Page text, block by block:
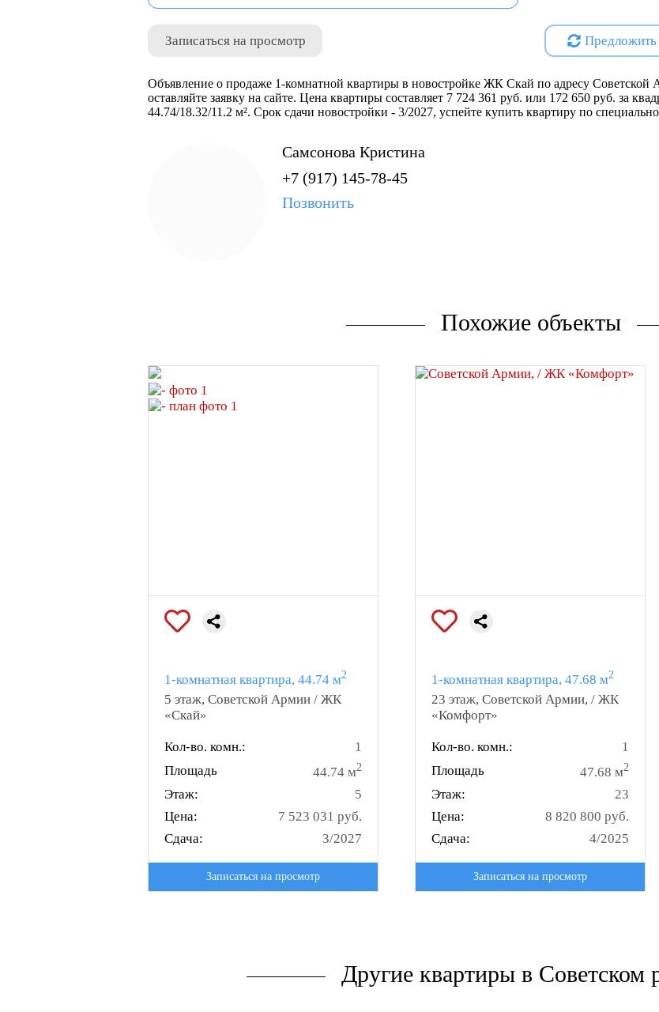
Записаться на просмотр
Расположение
районов города,
Близость парков и
благоприятной
Безопасность:
уровень
Объявление о продаже 1-комнатной квартиры в новостройке ЖК Скай по адресу
оставляйте заявку на сайте. Цена квартиры составляет 7 724 361 руб. или 172 650 руб. за
44.74/18.32/11.2 м². Срок сдачи новостройки - 3/2027, успейте купить квартиру по
Самсонова Кристина
+7 (917) 145-78-45
Позвонить
Похожие объекты
1-комнатная квартира, 44.74 м2
5 этаж, Советской Армии / ЖК
«Скай»
Кол-во. комн.:
1
Площадь
44.74 м2
Этаж:
5
Цена:
7 523 031 руб.
Сдача:
3/2027
Записаться на просмотр
1-комнатная квартира, 47.68 м2
23 этаж, Советской Армии, / ЖК
«Комфорт»
Кол-во. комн.:
1
Площадь
47.68 м2
Этаж:
23
Цена:
8 820 800 руб.
Сдача:
4/2025
Записаться на просмотр
Другие квартиры в Советском